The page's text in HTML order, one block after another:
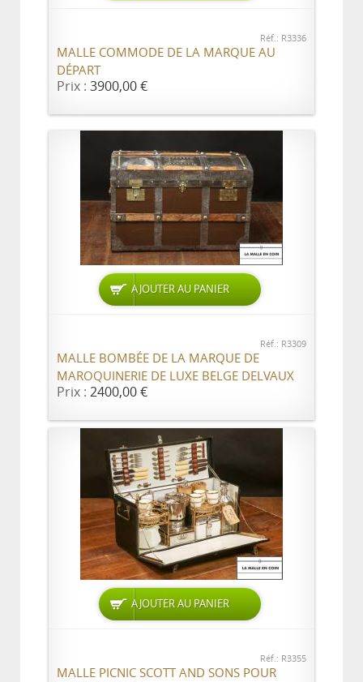
Réf.: R3336
MALLE COMMODE DE LA MARQUE AU
DÉPART
Prix : 3900,00 €
AJOUTER AU PANIER
Réf.: R3309
MALLE BOMBÉE DE LA MARQUE DE
MAROQUINERIE DE LUXE BELGE DELVAUX
Prix : 2400,00 €
AJOUTER AU PANIER
Réf.: R3355
MALLE PICNIC SCOTT AND SONS POUR